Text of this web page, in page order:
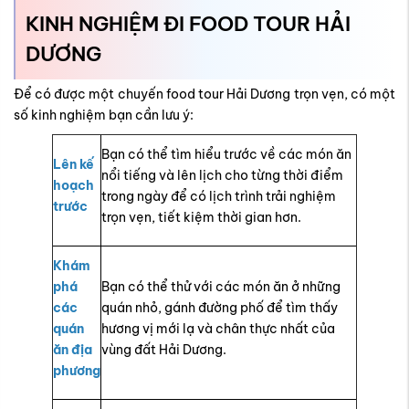
KINH NGHIỆM ĐI FOOD TOUR HẢI
DƯƠNG
Để có được một chuyến food tour Hải Dương trọn vẹn, có một
số kinh nghiệm bạn cần lưu ý:
Lên kế
hoạch
trước
Bạn có thể tìm hiểu trước về các món ăn
nổi tiếng và lên lịch cho từng thời điểm
trong ngày để có lịch trình trải nghiệm
trọn vẹn, tiết kiệm thời gian hơn.
Khám
phá
các
quán
ăn địa
phương
Bạn có thể thử với các món ăn ở những
quán nhỏ, gánh đường phố để tìm thấy
hương vị mới lạ và chân thực nhất của
vùng đất Hải Dương.